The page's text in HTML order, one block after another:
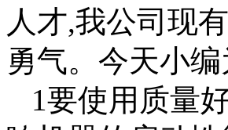
人才,我公司现
勇气。今天小
1要使用质量